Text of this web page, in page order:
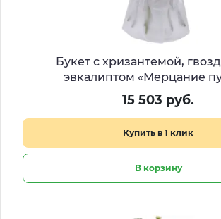
Букет с хризантемой, гвоздикой и
эвкалиптом «Мерцание
15 503 руб.
Купить в 1 клик
В корзину